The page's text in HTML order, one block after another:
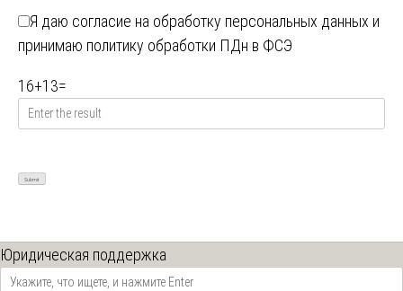
Я даю согласие на обработку персональных данных и
принимаю политику обработки ПДн в ФСЭ
16+13=
Юридическая поддержка